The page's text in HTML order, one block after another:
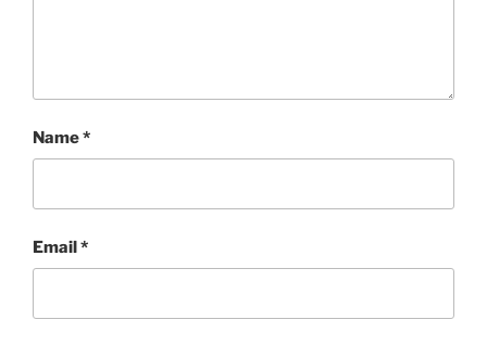
Name*
Email*